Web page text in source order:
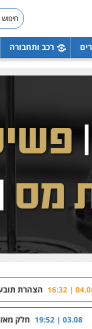
רכב ותחבורה
תובע נגד שבעה
מאזור התעשייה ברמלה יהפוך